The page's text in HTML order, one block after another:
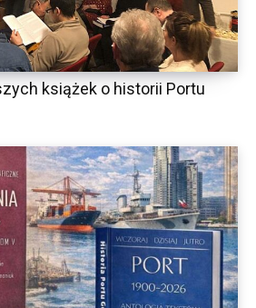
książek o historii Portu